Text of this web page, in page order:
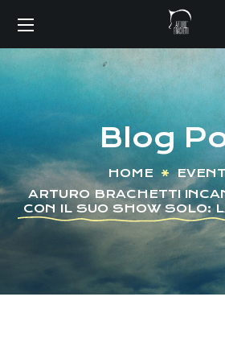
Blog
HOME
ARTURO BRACHETTI
CON IL SUO SHOW SOLO: